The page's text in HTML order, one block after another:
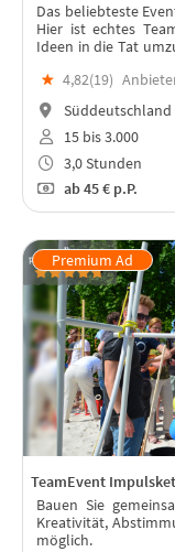
Das beliebteste
Hier ist echtes
Ideen in die Tat
Dein Team.
★ 4,82(19)
15 bis 3.000
3,0 Stunden
ab45 € p.P.
TeamEvent
Bauen Sie
Kreativität,
möglich.